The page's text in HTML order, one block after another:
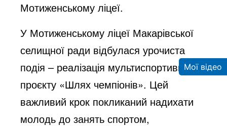
Мотиженському ліцеї.
У Мотиженському ліцеї Макарівської
селищної ради відбулася урочиста
подія – реалізація мультиспортивного
проєкту «Шлях чемпіонів». Цей
важливий крок покликаний надихати
молодь до занять спортом,
Мої відео